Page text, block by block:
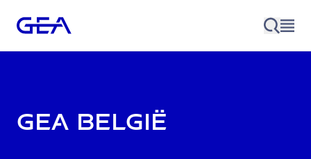
GEA België